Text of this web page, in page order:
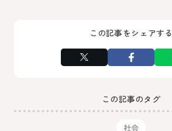
この記事をシェアする
この記事のタグ
社会